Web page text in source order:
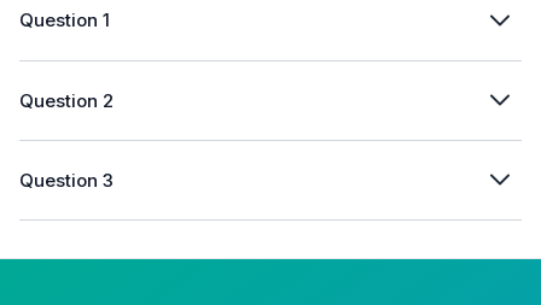
Question 1
Question 2
Question 3